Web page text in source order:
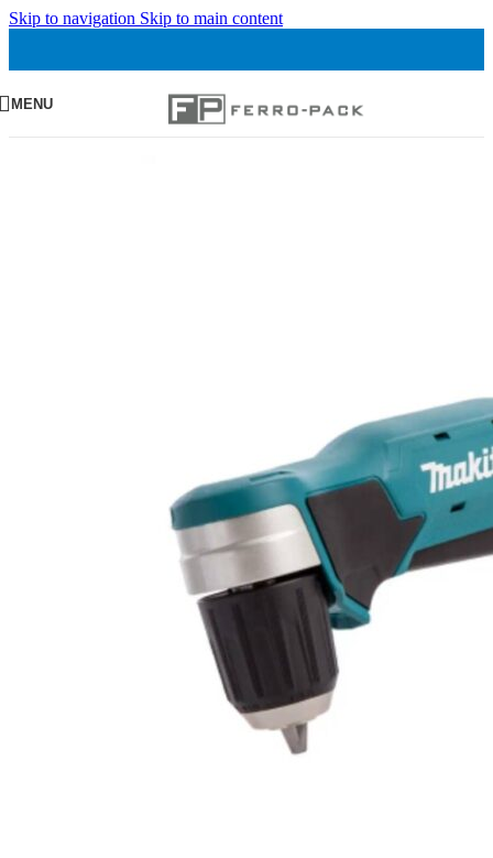
Skip to navigation Skip to main content
MENU